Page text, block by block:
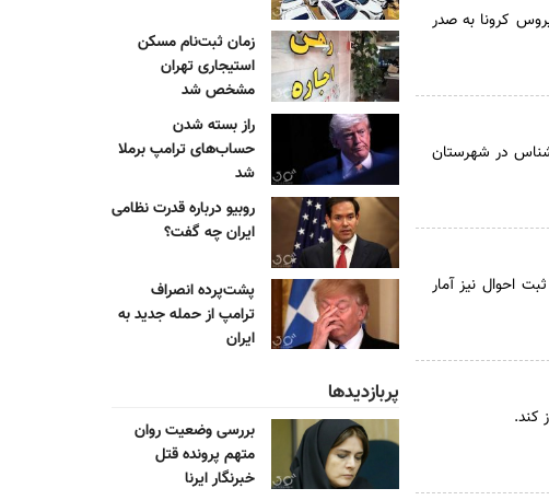
کرونا به صدر
در شهرستان
احوال نیز آمار
زمان ثبت‌نام مسکن
استیجاری تهران
مشخص شد
راز بسته شدن
حساب‌های ترامپ برملا
شد
روبیو درباره قدرت نظامی
ایران چه گفت؟
پشت‌پرده انصراف
ترامپ از حمله جدید به
ایران
پربازدیدها
بررسی وضعیت روان
متهم پرونده قتل
خبرنگار ایرنا